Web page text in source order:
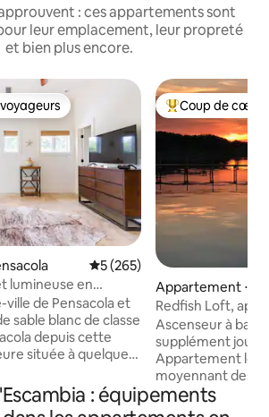
: ces appartements sont
leur emplacement, leur propreté
et bien plus encore.
les plus appréciés
Évaluation moyenne sur la
5 (265)
lumineuse en
de Pensacola et
sable blanc de classe
depuis cette
située à quelques
nocturne. Sols en
lumière naturelle et
Coups de cœur
Coup de cœur
Appartement ⋅
Redfish Loft,
de l'eau sur East
Ascenseur à
supplément
Appartement loft
moyennant des
privée. À 15 min
20 min de Navarre Beach.
: équipements